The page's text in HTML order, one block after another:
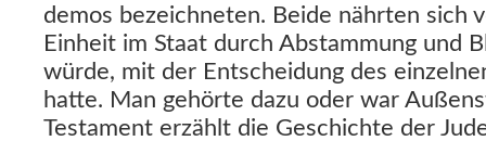
demos bezeichneten. Beide nährten sich
Einheit im Staat durch Abstammung und
würde, mit der Entscheidung des
hatte. Man gehörte dazu oder war
Testament erzählt die Geschichte der